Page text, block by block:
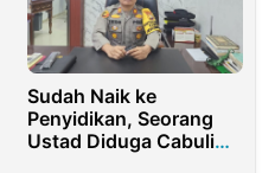
Sudah Naik ke
Penyidikan, Seorang
Ustad Diduga Cabuli